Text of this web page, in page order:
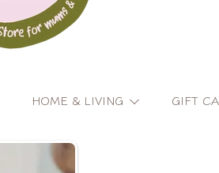
HOME & LIVING GIFT